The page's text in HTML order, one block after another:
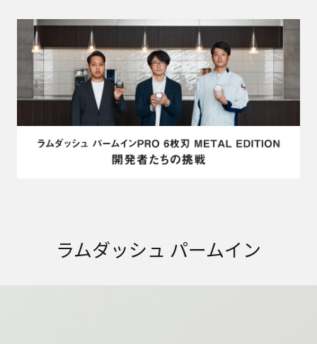
ラムダッシュ パームイン